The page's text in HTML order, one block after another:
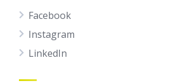
Facebook
Instagram
LinkedIn